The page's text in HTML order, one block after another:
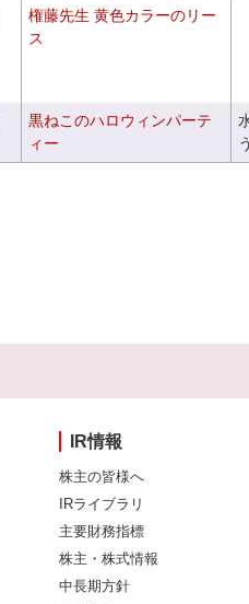
権藤先生 黄色カラーのリー
ス
黒ねこのハロウィンパーテ
ィー
IR情報
株主の皆様へ
IRライブラリ
主要財務指標
株主・株式情報
中長期方針